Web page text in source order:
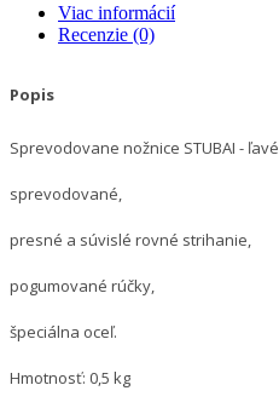
Viac informácií
Recenzie (0)
Popis
Sprevodovane nožnice STUBAI - ľavé
sprevodované,
presné a súvislé rovné strihanie,
pogumované rúčky,
špeciálna oceľ.
Hmotnosť: 0,5 kg